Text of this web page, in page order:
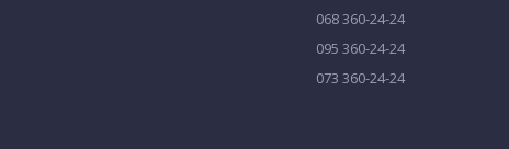
068 360-24-24
095 360-24-24
073 360-24-24